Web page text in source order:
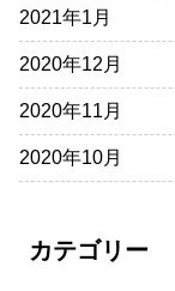
2021年1月
2020年12月
2020年11月
2020年10月
カテゴリー